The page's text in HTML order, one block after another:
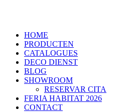
HOME
PRODUCTEN
CATALOGUES
DECO DIENST
BLOG
SHOWROOM
RESERVAR CITA
FERIA HABITAT 2026
CONTACT